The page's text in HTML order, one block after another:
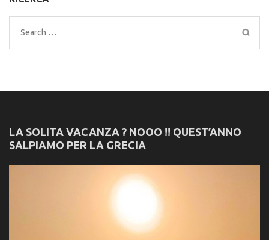
Search
for:
LA SOLITA VACANZA ? NOOO !! QUEST’ANNO
SALPIAMO PER LA GRECIA